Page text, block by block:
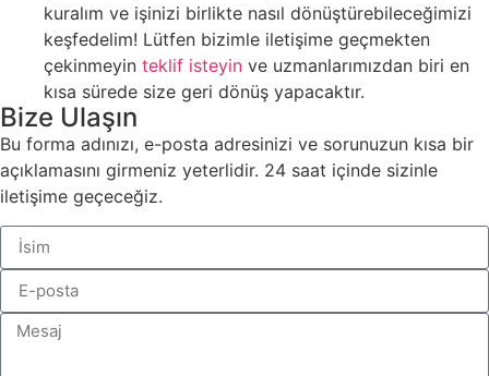
kuralım ve işinizi birlikte nasıl dönüştürebileceğimizi
keşfedelim! Lütfen bizimle iletişime geçmekten
çekinmeyin teklif isteyin ve uzmanlarımızdan biri en
kısa sürede size geri dönüş yapacaktır.
Bize Ulaşın
Bu forma adınızı, e-posta adresinizi ve sorunuzun kısa bir
açıklamasını girmeniz yeterlidir. 24 saat içinde sizinle
iletişime geçeceğiz.